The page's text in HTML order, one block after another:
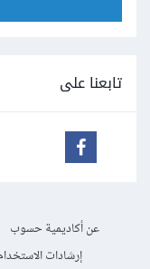
تابعنا على
عن أكاديمية حسوب
إرشادات الاستخدام